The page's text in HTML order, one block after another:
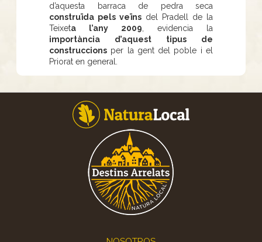
d’aquesta barraca de pedra seca
construïda pels veïns del Pradell de la
Teixeta l’any 2009 , evidencia la
importància d’aquest tipus de
construccions per la gent del poble i el
Priorat en general.